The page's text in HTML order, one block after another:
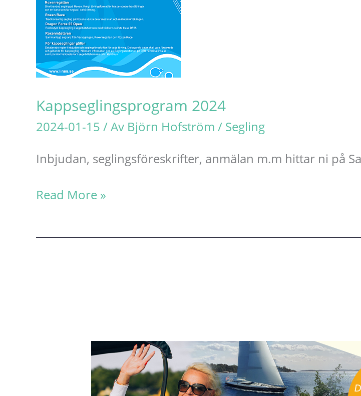
Kappseglingsprogram 2024
2024-01-15 / Av Björn Hofström / Segling
Inbjudan, seglingsföreskrifter, anmälan m.m hittar ni på
Kappseglingsprogram
Read More »